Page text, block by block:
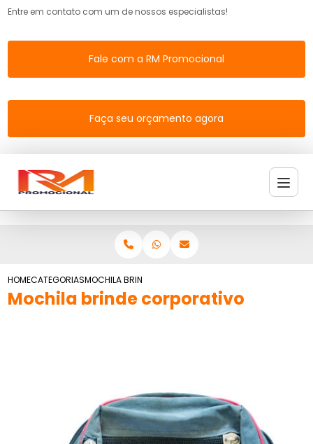
Entre em contato com um de nossos especialistas!
Fale com a RM Promocional
Faça seu orçamento agora
HOMECATEGORIASMOCHILA BRINDE CORPORATIVO
Mochila brinde corporativo